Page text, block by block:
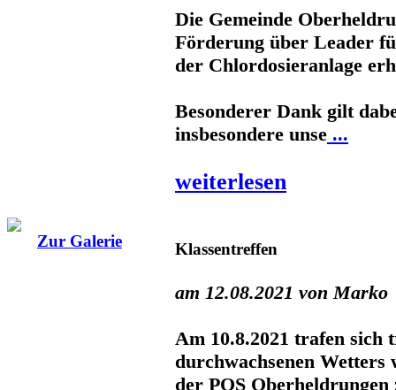
Die Gemeinde
Förderung über Leader
der Chlordosieranlage
Besonderer Dank gilt
insbesondere unse ...
weiterlesen
Zur Galerie Klassentreffen
am 12.08.2021 von Marko
Am 10.8.2021 trafen sich
durchwachsenen Wetters
der POS